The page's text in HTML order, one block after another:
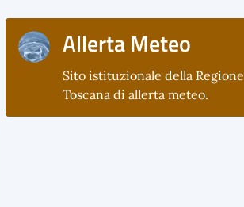
Allerta Meteo
Sito istituzionale della Regione
Toscana di allerta meteo.